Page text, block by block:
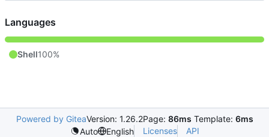
Languages
Shell100%
Powered by GiteaVersion: 1.26.2Page: 86ms Template: 6ms
Auto
English Licenses API